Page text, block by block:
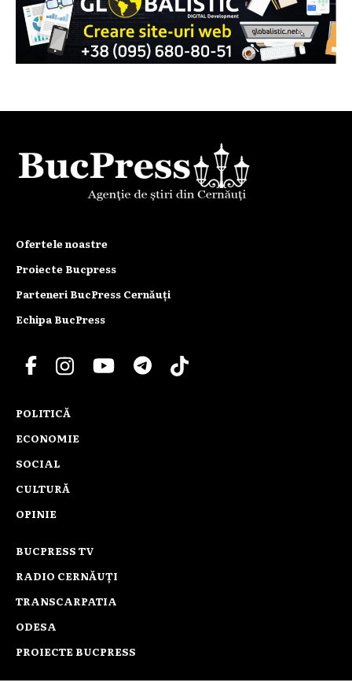
Ofertele noastre
Proiecte Bucpress
Parteneri BucPress Cernăuți
Echipa BucPress
POLITICĂ
ECONOMIE
SOCIAL
CULTURĂ
OPINIE
BUCPRESS TV
RADIO CERNĂUȚI
TRANSCARPATIA
ODESA
PROIECTE BUCPRESS